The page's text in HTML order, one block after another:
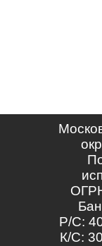
Р/С:
К/С: